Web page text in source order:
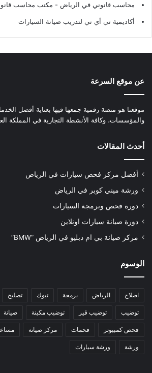
محاسب قانوني في الرياض - مكتب محاسب
أكاديمية تي أي تي لتدريب صيانة السيارات
عن موقع السرعة
موقعنا هو منصة رقمية جمعها فيها بعناية أفضل
والمؤسسات، وكافة الأنشطة التجارية في المملكة
أحدث المقالات
أفضل مركز فحص سيارات في الرياض
ورشة ميني كوبر في الرياض
دورة فحص وبرمجة السيارات
دورة صيانة سيارات اونلاين
مركز صيانة بي ام دبليو في الرياض “BMW”
الوسوم
اصلاح الرياض برمجة تبوك تصليح
توضيب توضيب قير توضيب مكينة صيانة
فحص كمبيوتر فحمات مركز صيانة
ورشة ورشة سيارات